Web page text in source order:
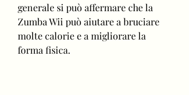
generale si può affermare che la
Zumba Wii può aiutare a bruciare
molte calorie e a migliorare la
forma fisica.